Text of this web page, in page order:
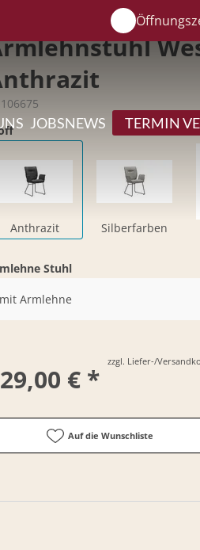
JOBSNEWS TERMIN
Anthrazit Silberfarben
Stuhl
mit Armlehne
€ *
zzgl. Liefer-/
Auf die Wunschliste